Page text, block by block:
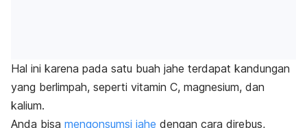
Hal ini karena pada satu buah jahe terdapat kandungan
yang berlimpah, seperti vitamin C, magnesium, dan
kalium.
Anda bisa mengonsumsi jahe dengan cara direbus,